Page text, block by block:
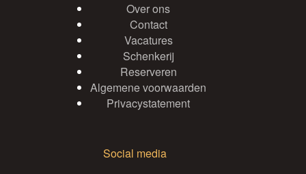
Over ons
Contact
Vacatures
Schenkerij
Reserveren
Algemene voorwaarden
Privacystatement
Social media